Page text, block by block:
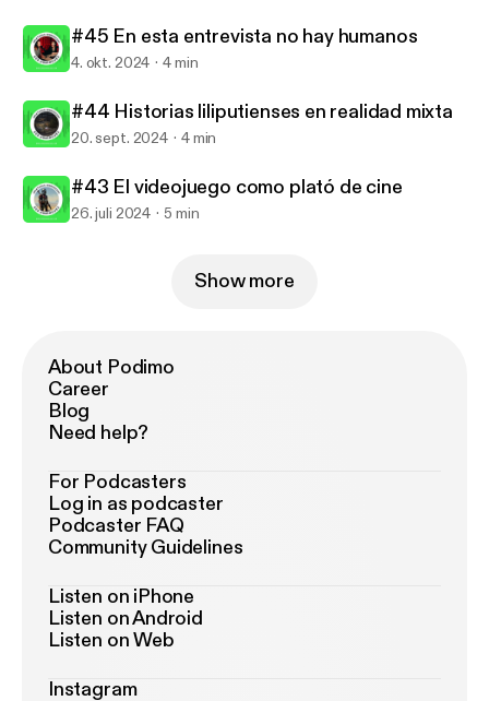
#45 En esta entrevista no hay humanos
4. okt. 2024 4 min
#44 Historias liliputienses en realidad mixta
20. sept. 2024 4 min
#43 El videojuego como plató de cine
26. juli 2024 5 min
Show more
About Podimo
Career
Blog
Need help?
For Podcasters
Log in as podcaster
Podcaster FAQ
Community Guidelines
Listen on iPhone
Listen on Android
Listen on Web
Instagram